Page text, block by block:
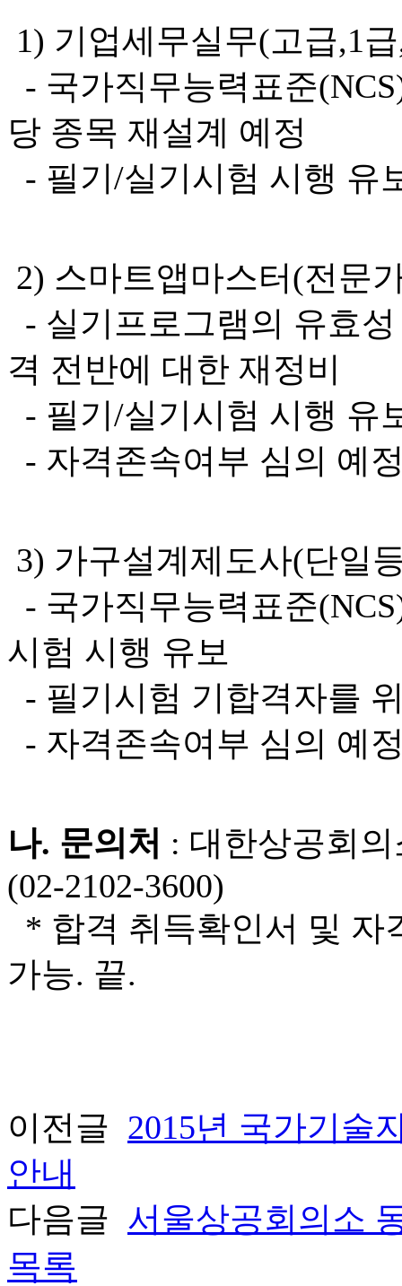
1) 기업세무실무(고급,1
- 국가직무능력표준
당 종목 재설계 예정
- 필기/실기시험 시행 유
2) 스마트앱마스터(전문
- 실기프로그램의 유효
격 전반에 대한 재정비
- 필기/실기시험 시행 유
- 자격존속여부 심의 예
3) 가구설계제도사(단일
- 국가직무능력표준
시험 시행 유보
- 필기시험 기합격자를
- 자격존속여부 심의 예
나. 문의처 : 대한상공회
(02-2102-3600)
* 합격 취득확인서 및 자
가능. 끝.
이전글 2015년 국가기술
안내
다음글 서울상공회의소
목록